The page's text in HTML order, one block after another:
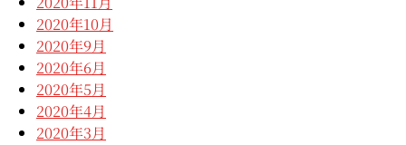
2020年10月
2020年9月
2020年6月
2020年5月
2020年4月
2020年3月